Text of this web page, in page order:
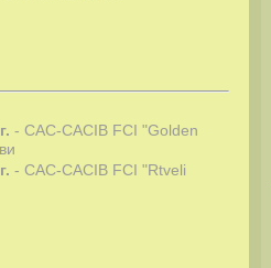
- CAC-CACIB FCI "Golden
- CAC-CACIB FCI "Rtveli